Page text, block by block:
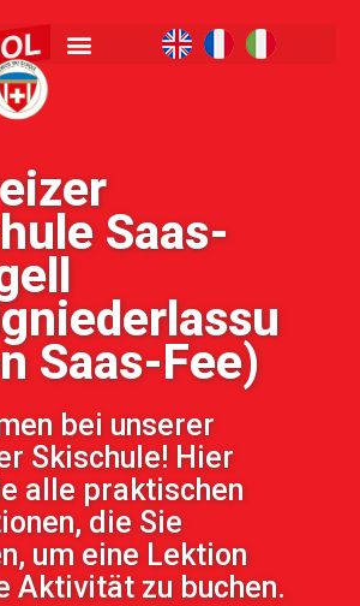
Saas-
Saas-Fee)
bei unserer
Skischule! Hier
alle praktischen
die Sie
um eine Lektion
Aktivität zu buchen.